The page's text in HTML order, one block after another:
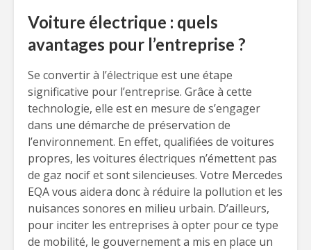
Voiture électrique : quels
avantages pour l’entreprise ?
Se convertir à l’électrique est une étape
significative pour l’entreprise. Grâce à cette
technologie, elle est en mesure de s’engager
dans une démarche de préservation de
l’environnement. En effet, qualifiées de voitures
propres, les voitures électriques n’émettent pas
de gaz nocif et sont silencieuses. Votre Mercedes
EQA vous aidera donc à réduire la pollution et les
nuisances sonores en milieu urbain. D’ailleurs,
pour inciter les entreprises à opter pour ce type
de mobilité, le gouvernement a mis en place un